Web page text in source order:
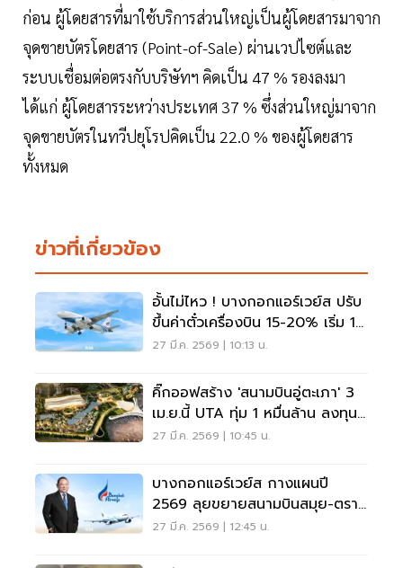
ก่อน ผู้โดยสารที่มาใช้บริการส่วนใหญ่เป็นผู้โดยสารมาจาก
จุดขายบัตรโดยสาร (Point-of-Sale) ผ่านเวปไซต์และ
ระบบเชื่อมต่อตรงกับบริษัทฯ คิดเป็น 47 % รองลงมา
ได้แก่ ผู้โดยสารระหว่างประเทศ 37 % ซึ่งส่วนใหญ่มาจาก
จุดขายบัตรในทวีปยุโรปคิดเป็น 22.0 % ของผู้โดยสาร
ทั้งหมด
ข่าวที่เกี่ยวข้อง
อั้นไม่ไหว ! บางกอกแอร์เวย์ส ปรับ
ขึ้นค่าตั๋วเครื่องบิน 15-20% เริ่ม 1
เมย.นี้
27 มี.ค. 2569 | 10:13 น.
คิ๊กออฟสร้าง 'สนามบินอู่ตะเภา' 3
เม.ย.นี้ UTA ทุ่ม 1 หมื่นล้าน ลงทุน
เฟสแรกรับ 3 ล้านคน
27 มี.ค. 2569 | 10:45 น.
บางกอกแอร์เวย์ส กางแผนปี
2569 ลุยขยายสนามบินสมุย-ตราด
ซื้อเครื่องบินใหม่ 12 ลำ
27 มี.ค. 2569 | 12:45 น.